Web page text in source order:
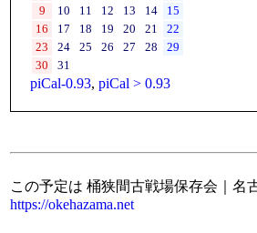
9
10 11 12 13 14
15
16
17 18 19 20 21
22
23
24 25 26 27 28
29
30
31
piCal-0.93, piCal > 0.93
この予定は 桶狭間古戦場保存会｜名
https://okehazama.net